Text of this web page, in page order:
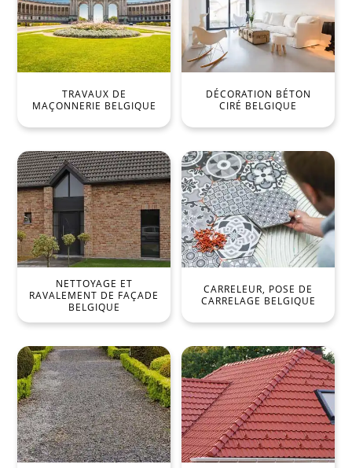
TRAVAUX DE
MAÇONNERIE BELGIQUE
DÉCORATION BÉTON
CIRÉ BELGIQUE
NETTOYAGE ET
RAVALEMENT DE FAÇADE
BELGIQUE
CARRELEUR, POSE DE
CARRELAGE BELGIQUE